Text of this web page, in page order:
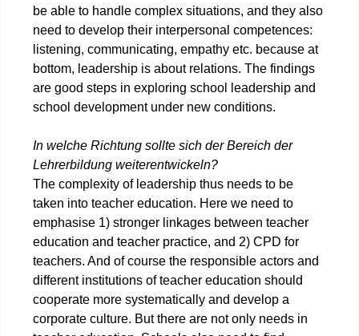
be able to handle complex situations, and they also
need to develop their interpersonal competences:
listening, communicating, empathy etc. because at
bottom, leadership is about relations. The findings
are good steps in exploring school leadership and
school development under new conditions.
In welche Richtung sollte sich der Bereich der
Lehrerbildung weiterentwickeln?
The complexity of leadership thus needs to be
taken into teacher education. Here we need to
emphasise 1) stronger linkages between teacher
education and teacher practice, and 2) CPD for
teachers. And of course the responsible actors and
different institutions of teacher education should
cooperate more systematically and develop a
corporate culture. But there are not only needs in